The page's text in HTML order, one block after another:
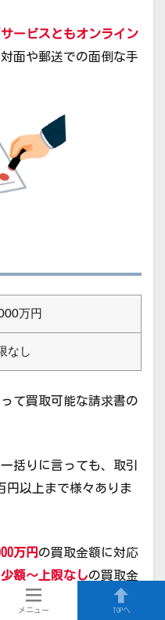
ービスともオンライン
対面や郵送での面倒な手
万円
なし
て買取可能な請求書の
括りに言っても、取引
円以上まで様々ありま
万円 の買取金額に対応
少額～上限なしの買取金
メニュー TOPへ